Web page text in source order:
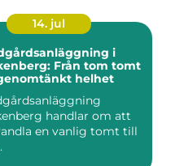
14. jul
i
Från tom tomt
helhet
handlar om att
en vanlig tomt till